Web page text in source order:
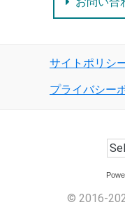
サイトポリシ
プライバシー
© 2016-